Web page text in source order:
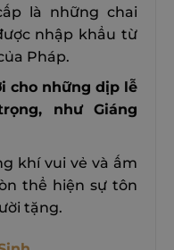
là những chai
nhập khẩu từ
Pháp.
cho những dịp lễ
như Giáng
khí vui vẻ và ấm
thể hiện sự tôn
tặng.